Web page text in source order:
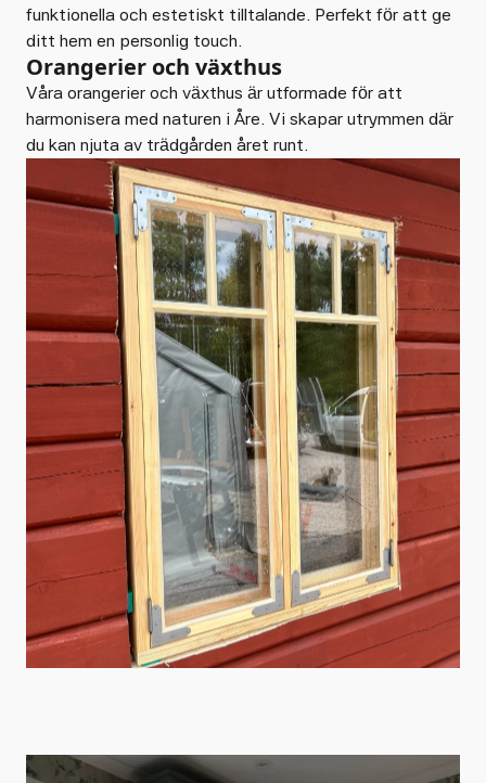
funktionella och estetiskt tilltalande. Perfekt för att ge
ditt hem en personlig touch.
Orangerier och växthus
Våra orangerier och växthus är utformade för att
harmonisera med naturen i Åre. Vi skapar utrymmen där
du kan njuta av trädgården året runt.